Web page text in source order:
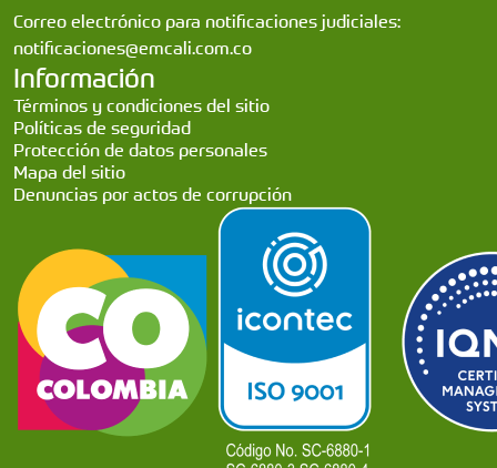
Correo electrónico para notificaciones judiciales:
notificaciones@emcali.com.co
Información
Términos y condiciones del sitio
Políticas de seguridad
Protección de datos personales
Mapa del sitio
Denuncias por actos de corrupción